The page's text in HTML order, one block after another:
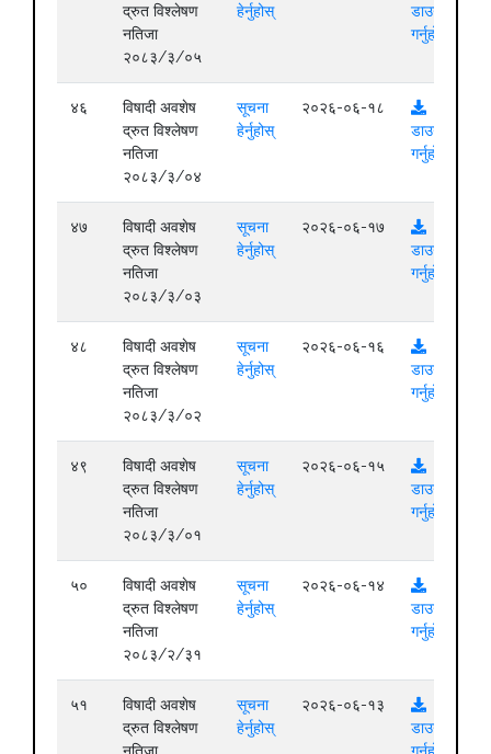
द्रुत विश्लेषण
नतिजा
२०८३/३/०५
हेर्नुहोस्
डाउनलोड
गर्नुहोस्
४६
विषादी अवशेष
द्रुत विश्लेषण
नतिजा
२०८३/३/०४
सूचना
हेर्नुहोस्
२०२६-०६-१८
डाउनलोड
गर्नुहोस्
४७
विषादी अवशेष
द्रुत विश्लेषण
नतिजा
२०८३/३/०३
सूचना
हेर्नुहोस्
२०२६-०६-१७
डाउनलोड
गर्नुहोस्
४८
विषादी अवशेष
द्रुत विश्लेषण
नतिजा
२०८३/३/०२
सूचना
हेर्नुहोस्
२०२६-०६-१६
डाउनलोड
गर्नुहोस्
४९
विषादी अवशेष
द्रुत विश्लेषण
नतिजा
२०८३/३/०१
सूचना
हेर्नुहोस्
२०२६-०६-१५
डाउनलोड
गर्नुहोस्
५०
विषादी अवशेष
द्रुत विश्लेषण
नतिजा
२०८३/२/३१
सूचना
हेर्नुहोस्
२०२६-०६-१४
डाउनलोड
गर्नुहोस्
५१
विषादी अवशेष
द्रुत विश्लेषण
सूचना
हेर्नुहोस्
२०२६-०६-१३
डाउनलोड